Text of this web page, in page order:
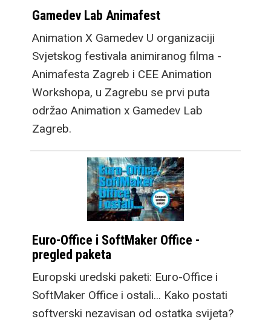
Gamedev Lab Animafest
Animation X Gamedev U organizaciji
Svjetskog festivala animiranog filma -
Animafesta Zagreb i CEE Animation
Workshopa, u Zagrebu se prvi puta
održao Animation x Gamedev Lab
Zagreb.
Euro-Office i SoftMaker Office -
pregled paketa
Europski uredski paketi: Euro-Office i
SoftMaker Office i ostali... Kako postati
softverski nezavisan od ostatka svijeta?